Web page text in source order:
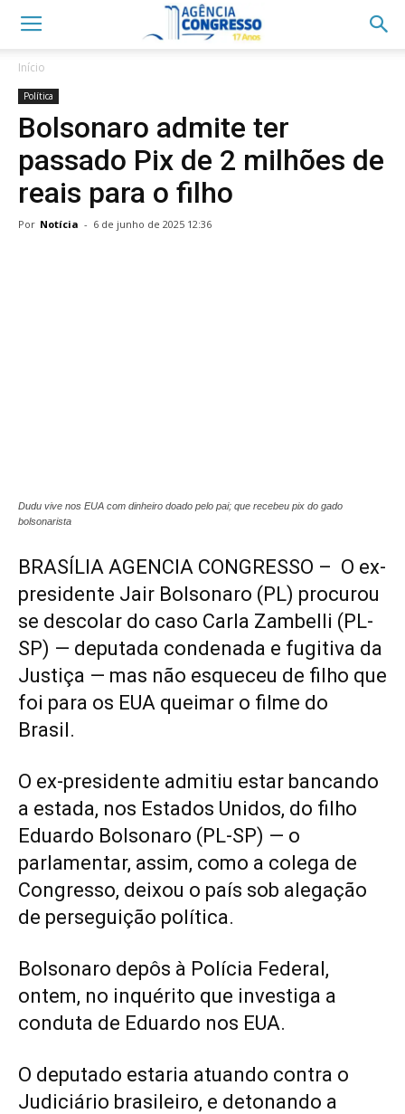
Início
Política
Bolsonaro admite ter
passado Pix de 2 milhões de
reais para o filho
Por Notícia - 6 de junho de 2025 12:36
Dudu vive nos EUA com dinheiro doado pelo pai; que recebeu pix do gado
bolsonarista
BRASÍLIA AGENCIA CONGRESSO – O ex-
presidente Jair Bolsonaro (PL) procurou
se descolar do caso Carla Zambelli (PL-
SP) — deputada condenada e fugitiva da
Justiça — mas não esqueceu de filho que
foi para os EUA queimar o filme do
Brasil.
O ex-presidente admitiu estar bancando
a estada, nos Estados Unidos, do filho
Eduardo Bolsonaro (PL-SP) — o
parlamentar, assim, como a colega de
Congresso, deixou o país sob alegação
de perseguição política.
Bolsonaro depôs à Polícia Federal,
ontem, no inquérito que investiga a
conduta de Eduardo nos EUA.
O deputado estaria atuando contra o
Judiciário brasileiro, e detonando a